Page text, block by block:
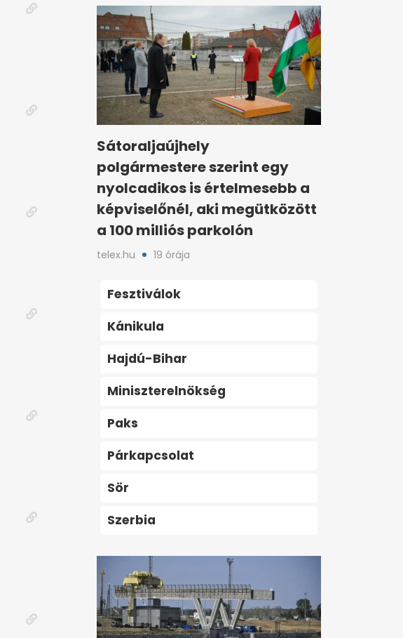
Sátoraljaújhely
polgármestere szerint egy
nyolcadikos is értelmesebb a
képviselőnél, aki megütközött
a 100 milliós parkolón
telex.hu 19 órája
Fesztiválok
Kánikula
Hajdú-Bihar
Miniszterelnökség
Paks
Párkapcsolat
Sör
Szerbia